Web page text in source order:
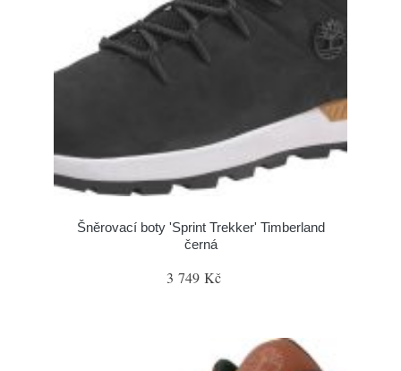
Šněrovací boty 'Sprint Trekker' Timberland
černá
3 749 Kč